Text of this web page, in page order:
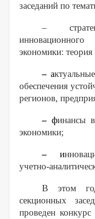
заседаний по
–
инновационного
экономики: теория
– а
обеспечения
регионов,
– финансы
экономики;
– и
учетно-
В этом
секционных
проведен